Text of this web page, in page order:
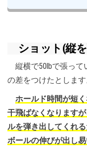
ショット(縦
縦横で50lbで張って
の差をつけたとします
ホールド時間が短
干飛ばなくなります
ルを弾き出してくれ
ボールの伸びが出し易